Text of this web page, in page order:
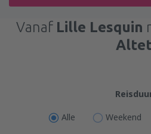
Vanaf Lille Lesquin
Alle Weekend